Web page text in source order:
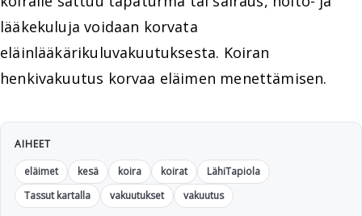
lääkekuluja voidaan korvata
eläinlääkärikuluvakuutuksesta. Koiran
henkivakuutus korvaa eläimen menettämisen.
AIHEET
eläimet
kesä koira koirat
LähiTapiola
Tassut kartalla
vakuutukset vakuutus